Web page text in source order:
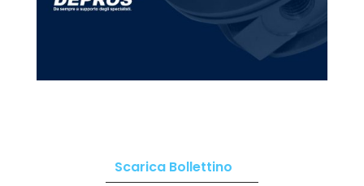
Scarica Bollettino